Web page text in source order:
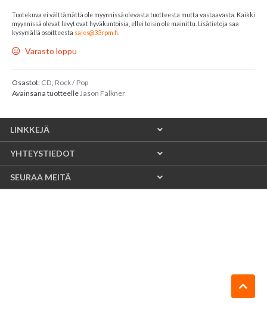
Tuotekuva ei välttämättä ole myynnissä olevasta tuotteesta mutta vastaavasta. Kaikki
myynnissä olevat levyt ovat hyväkuntoisia, ellei toisin ole mainittu. Lisätietoja saa
kysymällä osoitteesta sales@33rpm.fi
Varasto loppu
Osastot: CD Rock / Pop
Avainsana tuotteelle Jason Falkner
LINKKEJÄ
YHTEYSTIEDOT
SEURAA MEITÄ